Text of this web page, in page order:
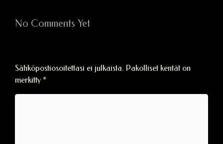
No Comments Yet
Sähköpostiosoitettasi ei julkaista. Pakolliset kentät on
merkitty *